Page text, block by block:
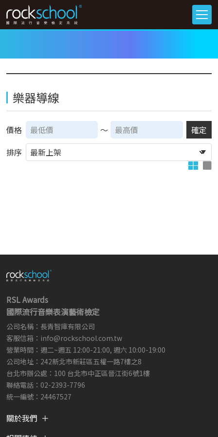
樂器導線
價格 ～
確定
排序
RSL Awards
國際流行音樂表演藝術檢定
公司名稱：長青智庫有限公司
客服信箱： info@rockschool.com.tw ​
營業時間：週二~週五 12:00-21:00, 週六 10:00-19:00
公司地址：242新北市新莊區五權一路7樓之8
台北市辦公處：100 台北市中正區晉江街6號1樓
聯絡電話：02-2393-7796
統一編號：24467527
關於我們